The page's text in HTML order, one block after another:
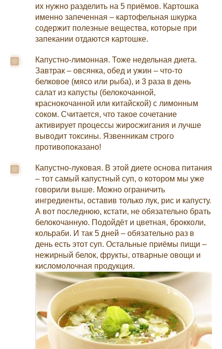
их нужно разделить на 5 приёмов. Картошка
именно запеченная – картофельная шкурка
содержит полезные вещества, которые при
запекании отдаются картошке.
Капустно-лимонная. Тоже недельная диета.
Завтрак – овсянка, обед и ужин – что-то
белковое (мясо или рыба), и 3 раза в день
салат из капусты (белокочанной,
краснокочанной или китайской) с лимонным
соком. Считается, что такое сочетание
активирует процессы жиросжигания и лучше
выводит токсины. Язвенникам строго
противопоказано!
Капустно-луковая. В этой диете основа питания
– тот самый капустный суп, о котором мы уже
говорили выше. Можно ограничить
ингредиенты, оставив только лук, рис и капусту.
А вот последнюю, кстати, не обязательно брать
белокочанную. Подойдёт и цветная, брокколи,
кольраби. И так 5 дней – обязательно раз в
день есть этот суп. Остальные приёмы пищи –
нежирный белок, фрукты, отварные овощи и
кисломолочная продукция.